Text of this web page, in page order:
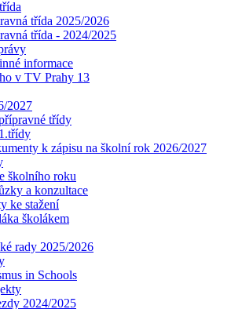
třída 2025/2026
třída - 2024/2025
informace
v TV Prahy 13
2027
třídy
k zápisu na školní rok 2026/2027
školního roku
a konzultace
ke stažení
školákem
rady 2025/2026
in Schools
2024/2025